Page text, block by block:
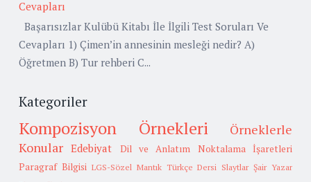
Cevapları
Başarısızlar Kulübü Kitabı İle İlgili Test Soruları Ve
Cevapları 1) Çimen’in annesinin mesleği nedir? A)
Öğretmen B) Tur rehberi C...
Kategoriler
Kompozisyon Örnekleri
Örneklerle
Konular Edebiyat Dil ve Anlatım
Noktalama İşaretleri
Paragraf Bilgisi LGS-Sözel Mantık Türkçe Dersi Slaytlar Şair Yazar